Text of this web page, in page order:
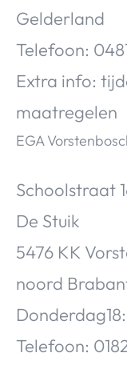
Gelderland
Telefoon:
Extra info:
maatregelen
EGA
Schoolstraat
De Stuik
5476 KK
noord
Telefoon: